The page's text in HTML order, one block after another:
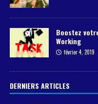
Boostez
Working
février 4, 2019
DERNIERS ARTICLES